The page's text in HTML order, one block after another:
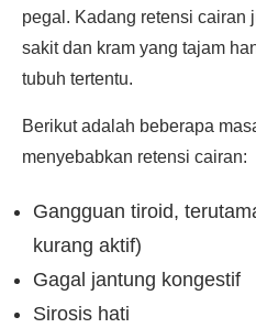
pegal. Kadang retensi cairan
sakit dan kram yang tajam
tubuh tertentu.
Berikut adalah beberapa
menyebabkan retensi cairan:
Gangguan tiroid,
kurang aktif)
Gagal jantung kongestif
Sirosis hati